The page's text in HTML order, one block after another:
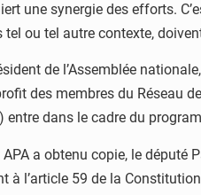
une synergie des efforts.
ou tel autre contexte,
de l’Assemblée
des membres du Réseau
entre dans le cadre du
a obtenu copie, le député
à l’article 59 de la